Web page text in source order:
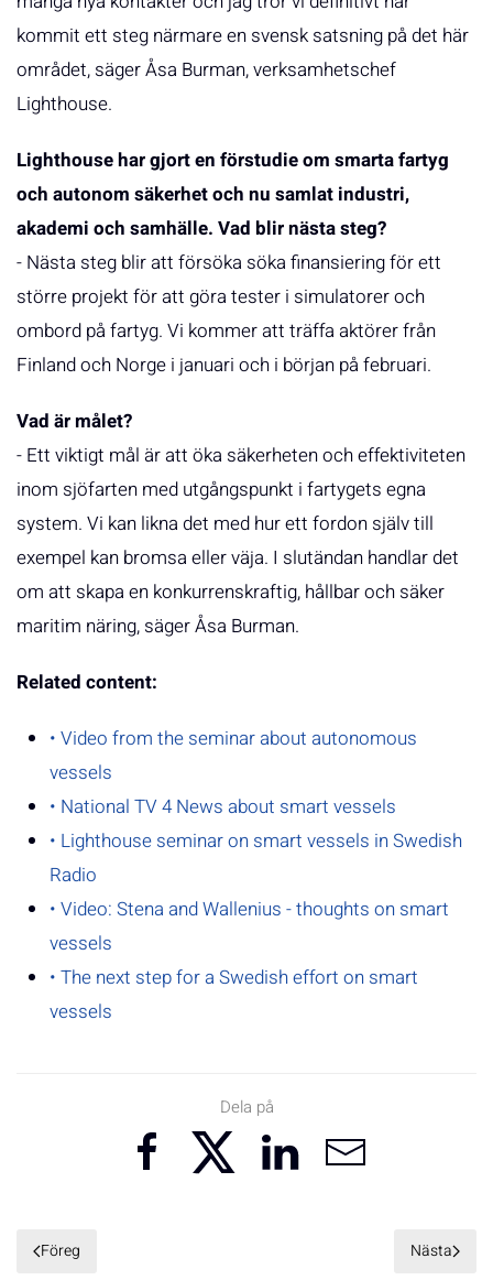
kommit ett steg närmare en svensk satsning på det här
området, säger Åsa Burman, verksamhetschef
Lighthouse.
Lighthouse har gjort en förstudie om smarta fartyg
och autonom säkerhet och nu samlat industri,
akademi och samhälle. Vad blir nästa steg?
- Nästa steg blir att försöka söka finansiering för ett
större projekt för att göra tester i simulatorer och
ombord på fartyg. Vi kommer att träffa aktörer från
Finland och Norge i januari och i början på februari.
Vad är målet?
- Ett viktigt mål är att öka säkerheten och effektiviteten
inom sjöfarten med utgångspunkt i fartygets egna
system. Vi kan likna det med hur ett fordon själv till
exempel kan bromsa eller väja. I slutändan handlar det
om att skapa en konkurrenskraftig, hållbar och säker
maritim näring, säger Åsa Burman.
Related content:
• Video from the seminar about autonomous
vessels
• National TV 4 News about smart vessels
• Lighthouse seminar on smart vessels in Swedish
Radio
• Video: Stena and Wallenius - thoughts on smart
vessels
• The next step for a Swedish effort on smart
vessels
Dela på
Föreg Nästa